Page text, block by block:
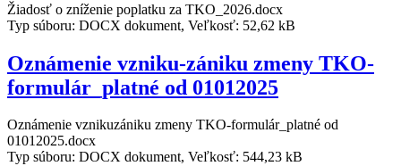
Žiadosť o zníženie poplatku za TKO_2026.docx
Typ súboru: DOCX dokument, Veľkosť: 52,62 kB
Oznámenie vzniku-zániku zmeny TKO-
formulár_platné od 01012025
Oznámenie vznikuzániku zmeny TKO-formulár_platné od
01012025.docx
Typ súboru: DOCX dokument, Veľkosť: 544,23 kB